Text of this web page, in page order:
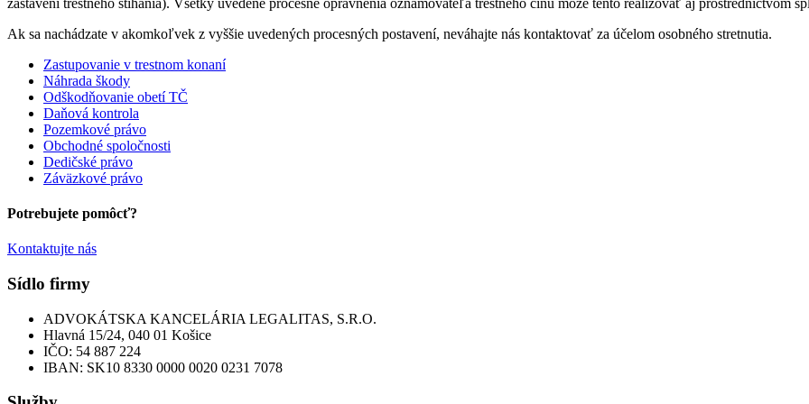
Ak sa nachádzate v akomkoľvek z vyššie uvedených procesných postavení, neváhajte nás kontaktovať za účelom osobného stretnutia.
Zastupovanie v trestnom konaní
Náhrada škody
Odškodňovanie obetí TČ
Daňová kontrola
Pozemkové právo
Obchodné spoločnosti
Dedičské právo
Záväzkové právo
Potrebujete pomôcť?
Kontaktujte nás
Sídlo firmy
ADVOKÁTSKA KANCELÁRIA LEGALITAS, S.R.O.
Hlavná 15/24, 040 01 Košice
IČO: 54 887 224
IBAN: SK10 8330 0000 0020 0231 7078